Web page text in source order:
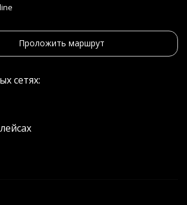
Проложить маршрут
сетях: